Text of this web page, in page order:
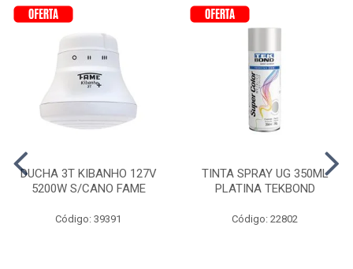
DUCHA 3T KIBANHO 127V
5200W S/CANO FAME
Código: 39391
TINTA SPRAY UG 350ML
PLATINA TEKBOND
Código: 22802